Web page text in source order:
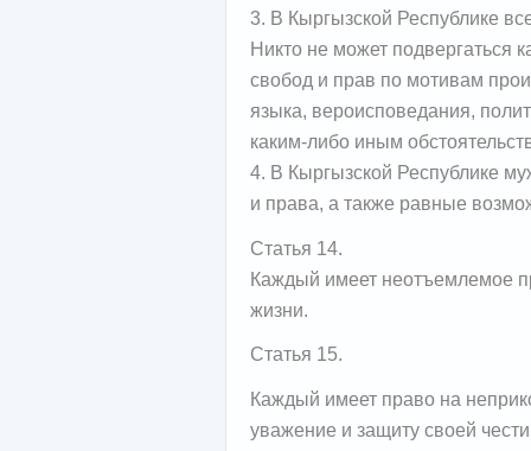
3. В Кыргызской Республике
Никто не может подвергаться
свобод и прав по мотивам
языка, вероисповедания,
каким-либо иным
4. В Кыргызской Республике
и права, а также равные
Статья 14.
Каждый имеет неотъемлемое
жизни.
Статья 15.
Каждый имеет право на
уважение и защиту своей